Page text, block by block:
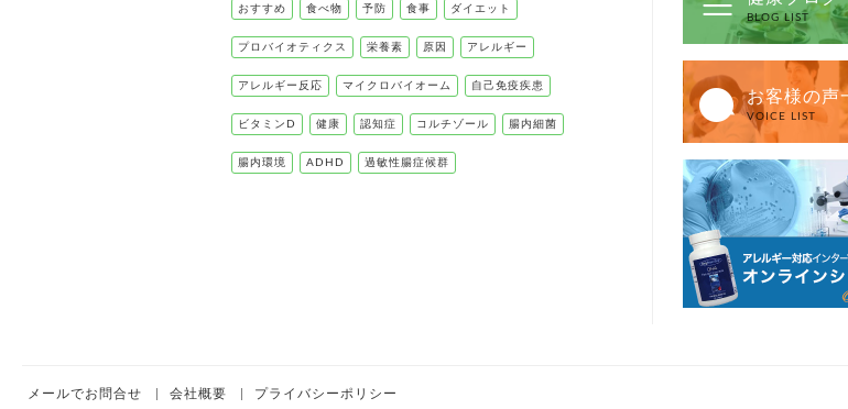
おすすめ 食べ物 予防 食事 ダイエット
プロバイオティクス 栄養素 原因 アレルギー
アレルギー反応 マイクロバイオーム 自己免疫疾患
ビタミンD 健康 認知症 コルチゾール 腸内細菌
腸内環境 ADHD 過敏性腸症候群
BLOG LIST
お客様の声
VOICE LIST
メールでお問合せ 会社概要 プライバシーポリシー